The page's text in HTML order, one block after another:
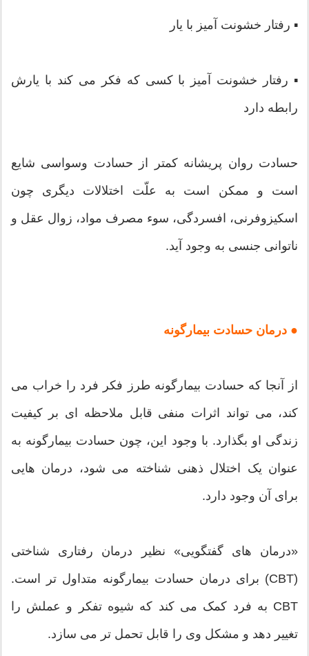
▪ رفتار خشونت آمیز با یار
▪ رفتار خشونت آمیز با کسی که فکر می کند با یارش
رابطه دارد
حسادت روان پریشانه کمتر از حسادت وسواسی شایع
است و ممکن است به علّت اختلالات دیگری چون
اسکیزوفرنی، افسردگی، سوء مصرف مواد، زوال عقل و
ناتوانی جنسی به وجود آید.
● درمان حسادت بیمارگونه
از آنجا که حسادت بیمارگونه طرز فکر فرد را خراب می
کند، می تواند اثرات منفی قابل ملاحظه ای بر کیفیت
زندگی او بگذارد. با وجود این، چون حسادت بیمارگونه به
عنوان یک اختلال ذهنی شناخته می شود، درمان هایی
برای آن وجود دارد.
«درمان های گفتگویی» نظیر درمان رفتاری شناختی
(CBT) برای درمان حسادت بیمارگونه متداول تر است.
CBT به فرد کمک می کند که شیوه تفکر و عملش را
تغییر دهد و مشکل وی را قابل تحمل تر می سازد.